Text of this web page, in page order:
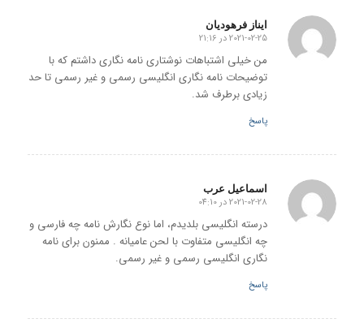
ایناز فرهودیان
گفته:
2021-02-25 در 21:16
من خیلی اشتباهات نوشتاری نامه نگاری داشتم که با
توضیحات نامه نگاری انگلیسی رسمی و غیر رسمی تا حد
زیادی برطرف شد.
پاسخ
اسماعیل عرب
گفته:
2021-02-28 در 04:10
درسته انگلیسی بلدیدم، اما نوع نگارش نامه چه فارسی و
چه انگلیسی متفاوت با لحن عامیانه . ممنون برای نامه
نگاری انگلیسی رسمی و غیر رسمی.
پاسخ